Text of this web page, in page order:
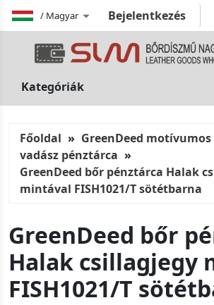
/ Magyar Bejelentkezés
Kategóriák
Főoldal
GreenDeed
vadász pénztárca
GreenDeed bőr pénztárca Halak
mintával FISH1021/T sötétbarna
GreenDeed bőr
Halak csillagjegy
FISH1021/T